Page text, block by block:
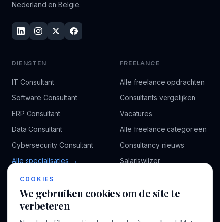
Nederland en België.
DIENSTEN
IT Consultant
Software Consultant
ERP Consultant
Data Consultant
Cybersecurity Consultant
Alle specialisaties →
FREELANCE
Alle freelance opdrachten
Consultants vergelijken
Vacatures
Alle freelance categorieën
Consultancy nieuws
Salariswijzer
BEDRIJF
COOKIES
We gebruiken cookies om de site te
verbeteren